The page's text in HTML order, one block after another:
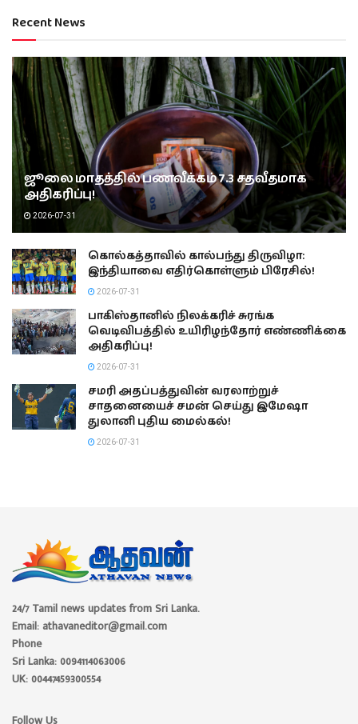
Recent News
ஜூலை மாதத்தில் பணவீக்கம் 7.3 சதவீதமாக
அதிகரிப்பு!
2026-07-31
கொல்கத்தாவில் கால்பந்து திருவிழா:
இந்தியாவை எதிர்கொள்ளும் பிரேசில்!
2026-07-31
பாகிஸ்தானில் நிலக்கரிச் சுரங்க
வெடிவிபத்தில் உயிரிழந்தோர் எண்ணிக்கை
அதிகரிப்பு!
2026-07-31
சமரி அதப்பத்துவின் வரலாற்றுச்
சாதனையைச் சமன் செய்து இமேஷா
துலானி புதிய மைல்கல்!
2026-07-31
24/7 Tamil news updates from Sri Lanka.
Email: athavaneditor@gmail.com
Phone
Sri Lanka: 0094114063006
UK: 00447459300554
Follow Us